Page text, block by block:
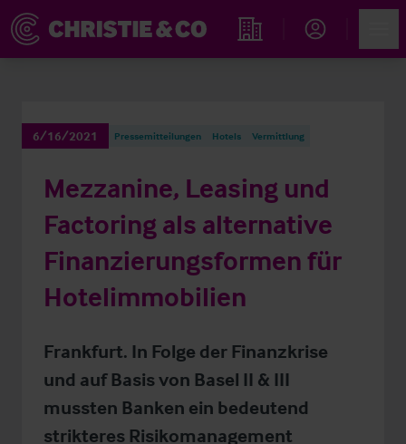
Immobiliensuche
6/16/2021 Pressemitteilungen Hotels Vermittlung
Mezzanine, Leasing und
Factoring als alternative
Finanzierungsformen für
Hotelimmobilien
Frankfurt. In Folge der Finanzkrise
und auf Basis von Basel II & III
mussten Banken ein bedeutend
strikteres Risikomanagement